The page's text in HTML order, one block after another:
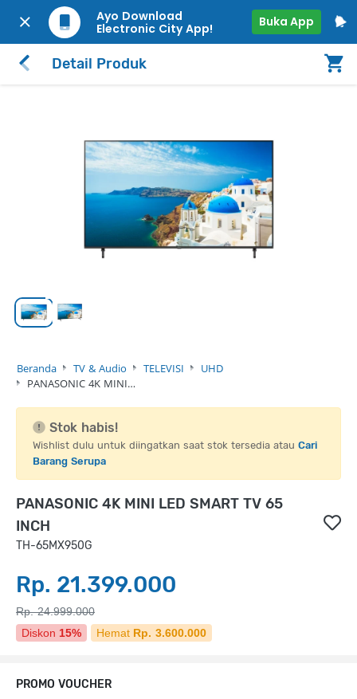
Ayo Download
Electronic City App!
Buka App
Detail Produk
Beranda TV & Audio TELEVISI
UHD
PANASONIC 4K MINI…
Stok habis!
Wishlist dulu untuk diingatkan saat stok tersedia atau Cari
Barang Serupa
PANASONIC 4K MINI LED SMART TV 65
INCH
TH-65MX950G
Rp. 21.399.000
Rp. 24.999.000
Diskon 15% Hemat Rp. 3.600.000
PROMO VOUCHER